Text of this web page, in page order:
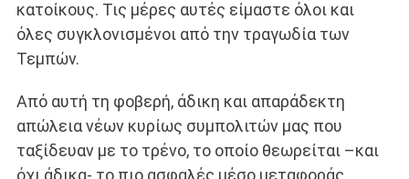
κατοίκους. Τις μέρες αυτές είμαστε όλοι και
όλες συγκλονισμένοι από την τραγωδία των
Τεμπών.
Από αυτή τη φοβερή, άδικη και απαράδεκτη
απώλεια νέων κυρίως συμπολιτών μας που
ταξίδευαν με το τρένο, το οποίο θεωρείται –και